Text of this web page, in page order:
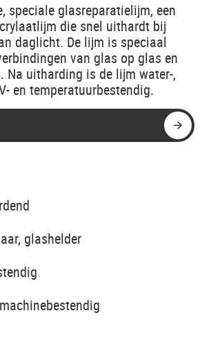
speciale glasreparatielijm, een
die snel uithardt bij
daglicht. De lijm is speciaal
van glas op glas en
Na uitharding is de lijm water-,
en temperatuurbestendig.
glashelder